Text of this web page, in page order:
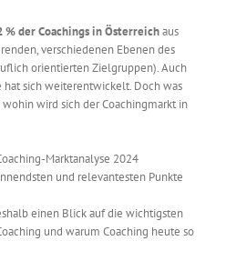
% der Coachings in Österreichaus
verschiedenen Ebenen des
orientierten Zielgruppen). Auch
hat sich weiterentwickelt. Doch was
wird sich der Coachingmarkt in
Marktanalyse 2024
und relevantesten Punkte
einen Blick auf die wichtigsten
und warum Coaching heute so